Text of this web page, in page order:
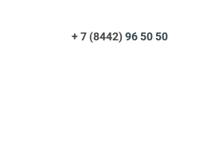
+ 7 (8442)96 50 50